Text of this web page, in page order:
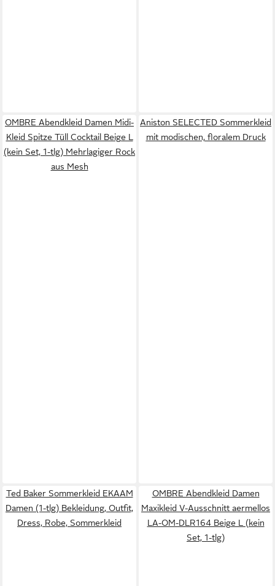
OMBRE Abendkleid Damen Midi-
Kleid Spitze Tüll Cocktail Beige L
(kein Set, 1-tlg) Mehrlagiger Rock
aus Mesh
Aniston SELECTED Sommerkleid
mit modischen, floralem Druck
Ted Baker Sommerkleid EKAAM
Damen (1-tlg) Bekleidung, Outfit,
Dress, Robe, Sommerkleid
OMBRE Abendkleid Damen
Maxikleid V-Ausschnitt aermellos
LA-OM-DLR164 Beige L (kein
Set, 1-tlg)